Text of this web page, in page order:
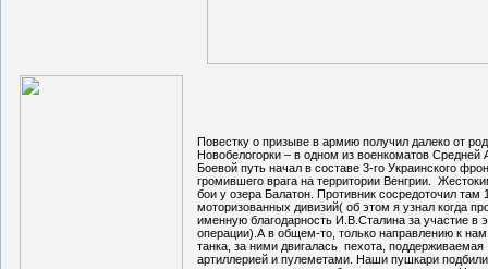
Повестку о призыве в армию получил далеко от
Новобелогорки – в одном из военкоматов Средней
Боевой путь начал в составе 3-го Украинского
громившего врага на территории Венгрии.
бои у озера Балатон. Противник сосредоточил там
моторизованных дивизий( об этом я узнал когда
именную благодарность И.В.Сталина за участие в
операции).А в общем-то, только направлению к
танка, за ними двигалась пехота, поддерживаемая
артиллерией и пулеметами. Наши пушкари подбили